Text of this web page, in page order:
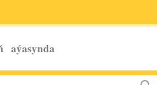
aýasynda